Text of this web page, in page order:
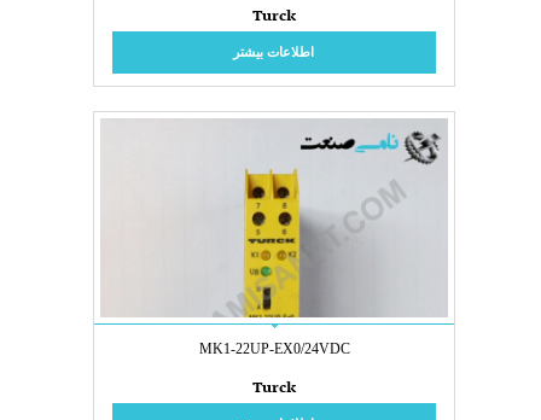
Turck
اطلاعات بیشتر
MK1-22UP-EX0/24VDC
Turck